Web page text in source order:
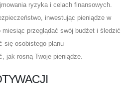
ryzyka i celach finansowych.
inwestując pieniądze w
przeglądać swój budżet i śledzić
się osobistego planu
jak rosną Twoje pieniądze.